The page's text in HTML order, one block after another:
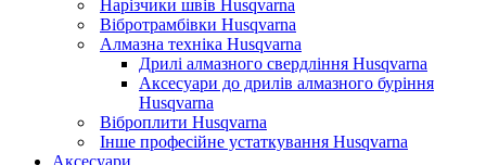
Нарізчики швів Husqvarna
Вібротрамбівки Husqvarna
Алмазна техніка Husqvarna
Дрилі алмазного свердління Husqvarna
Аксесуари до дрилів алмазного буріння
Husqvarna
Віброплити Husqvarna
Інше професійне устаткування Husqvarna
Аксесуари